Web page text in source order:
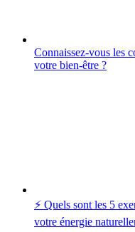
Connaissez-vous les
votre bien-être ?
⚡️ Quels sont les 5
votre énergie